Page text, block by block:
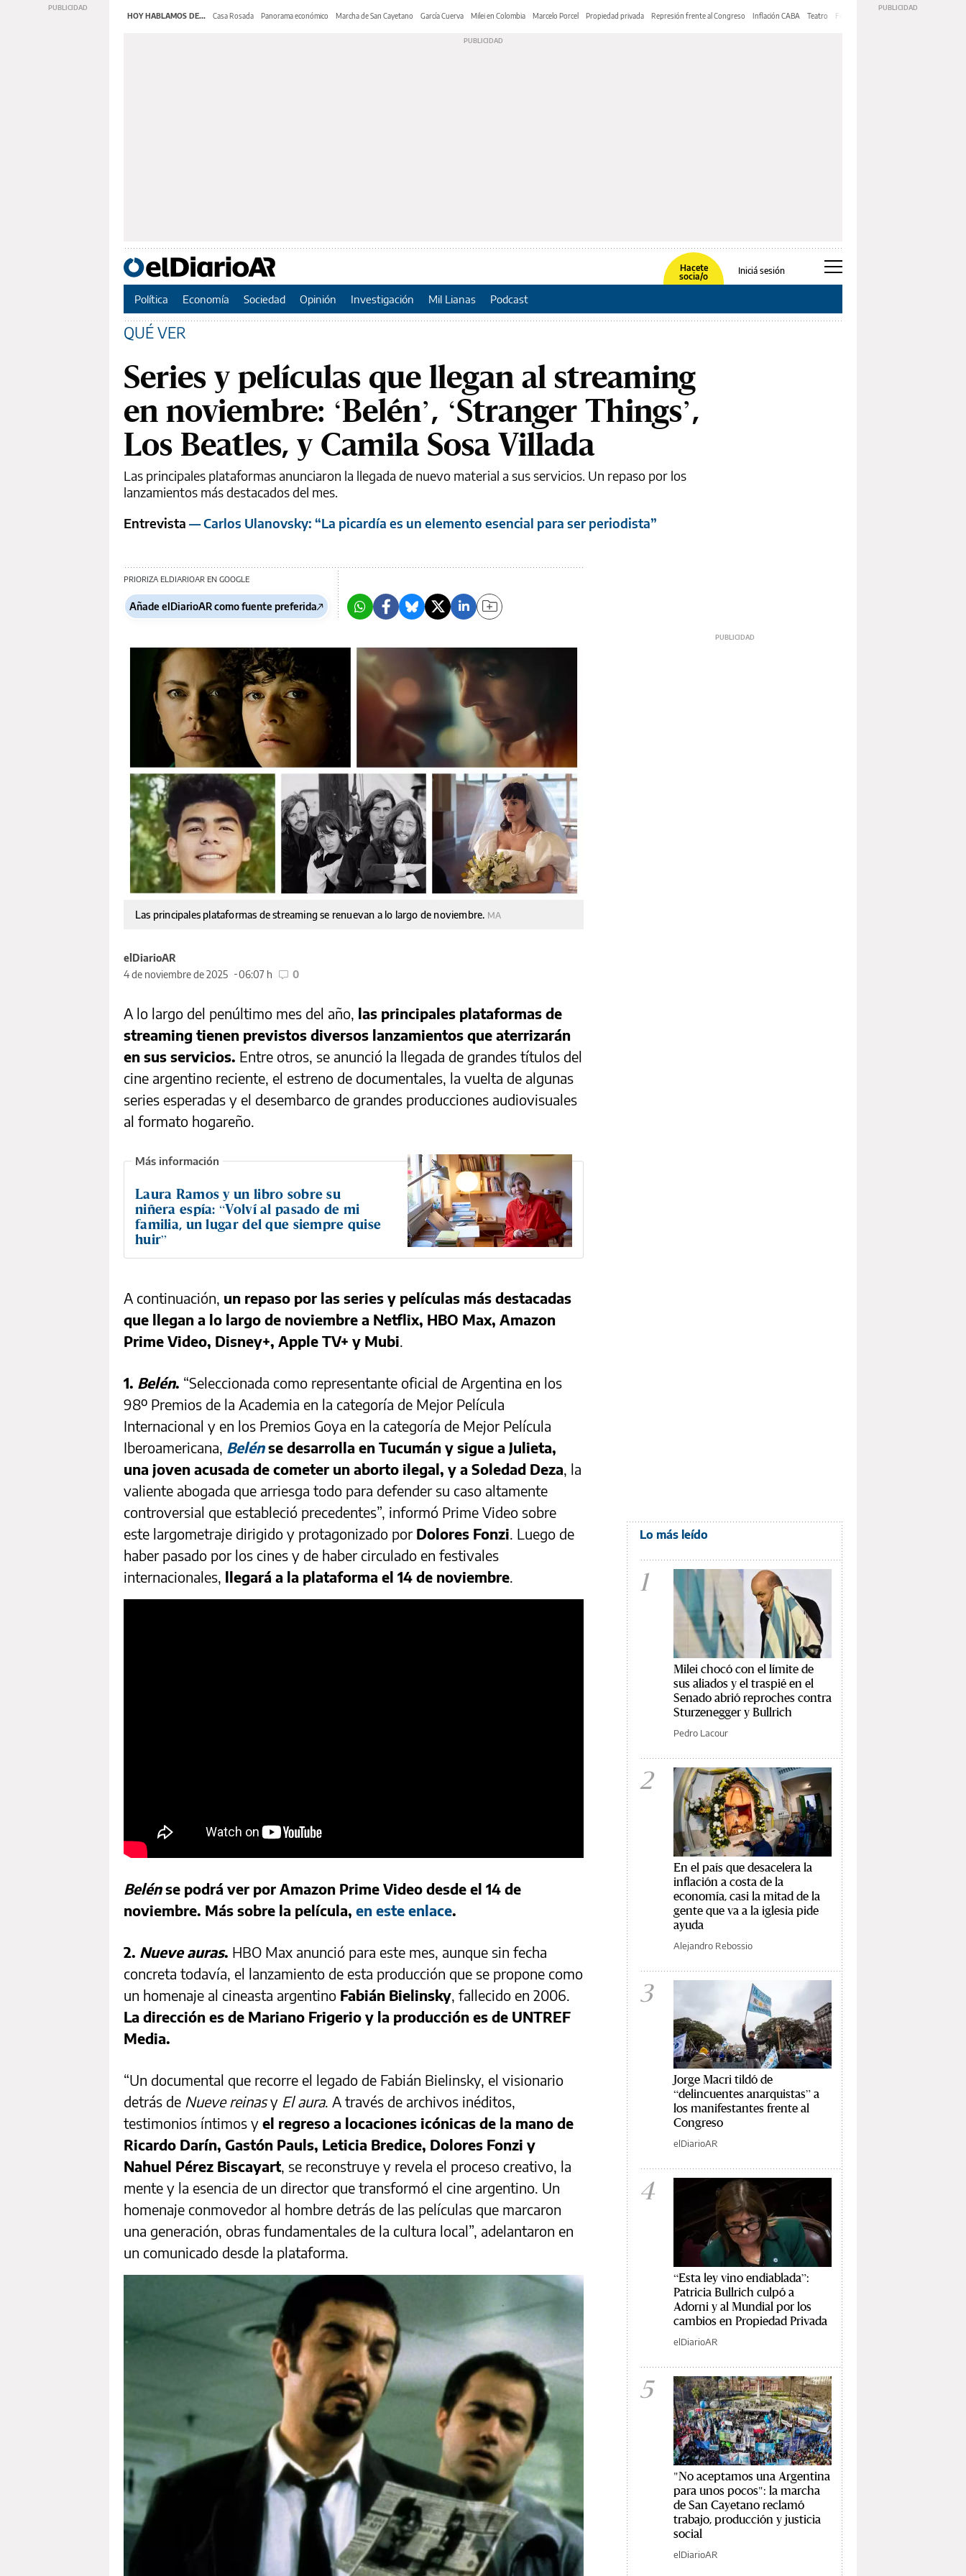
HOY HABLAMOS DE... Casa Rosada Panorama económico Marcha de San Cayetano García Cuerva Milei en Colombia Marcelo Porcel Propiedad privada Represión frente al Congreso Inflación CABA Teatro Feria de Editores
Hacete
socia/o
Iniciá sesión
Política Economía Sociedad Opinión Investigación Mil Lianas Podcast
QUÉ VER
Series y películas que llegan al streaming
en noviembre: ‘Belén’, ‘Stranger Things’,
Los Beatles, y Camila Sosa Villada
Las principales plataformas anunciaron la llegada de nuevo material a sus servicios. Un repaso por los
lanzamientos más destacados del mes.
Entrevista — Carlos Ulanovsky: “La picardía es un elemento esencial para ser periodista”
PRIORIZA ELDIARIOAR EN GOOGLE
Añade elDiarioAR como fuente preferida
Las principales plataformas de streaming se renuevan a lo largo de noviembre. MA
elDiarioAR
4 de noviembre de 2025
06:07 h 0
A lo largo del penúltimo mes del año, las principales plataformas de
streaming tienen previstos diversos lanzamientos que aterrizarán
en sus servicios. Entre otros, se anunció la llegada de grandes títulos del
cine argentino reciente, el estreno de documentales, la vuelta de algunas
series esperadas y el desembarco de grandes producciones audiovisuales
al formato hogareño.
Laura Ramos y un libro sobre su
niñera espía: “Volví al pasado de mi
familia, un lugar del que siempre quise
huir”
A continuación, un repaso por las series y películas más destacadas
que llegan a lo largo de noviembre a Netflix, HBO Max, Amazon
Prime Video, Disney+, Apple TV+ y Mubi.
1. Belén. “Seleccionada como representante oficial de Argentina en los
98º Premios de la Academia en la categoría de Mejor Película
Internacional y en los Premios Goya en la categoría de Mejor Película
Iberoamericana, Belénse desarrolla en Tucumán y sigue a Julieta,
una joven acusada de cometer un aborto ilegal, y a Soledad Deza, la
valiente abogada que arriesga todo para defender su caso altamente
controversial que estableció precedentes”, informó Prime Video sobre
este largometraje dirigido y protagonizado por Dolores Fonzi. Luego de
haber pasado por los cines y de haber circulado en festivales
internacionales, llegará a la plataforma el 14 de noviembre.
Belénse podrá ver por Amazon Prime Video desde el 14 de
noviembre. Más sobre la película, en este enlace.
2. Nueve auras. HBO Max anunció para este mes, aunque sin fecha
concreta todavía, el lanzamiento de esta producción que se propone como
un homenaje al cineasta argentino Fabián Bielinsky, fallecido en 2006.
La dirección es de Mariano Frigerio y la producción es de UNTREF
Media.
“Un documental que recorre el legado de Fabián Bielinsky, el visionario
detrás de Nueve reinasy El aura. A través de archivos inéditos,
testimonios íntimos y el regreso a locaciones icónicas de la mano de
Ricardo Darín, Gastón Pauls, Leticia Bredice, Dolores Fonzi y
Nahuel Pérez Biscayart, se reconstruye y revela el proceso creativo, la
mente y la esencia de un director que transformó el cine argentino. Un
homenaje conmovedor al hombre detrás de las películas que marcaron
una generación, obras fundamentales de la cultura local”, adelantaron en
un comunicado desde la plataforma.
Lo más leído
1
Milei chocó con el límite de
sus aliados y el traspié en el
Senado abrió reproches contra
Sturzenegger y Bullrich
Pedro Lacour
2
En el país que desacelera la
inflación a costa de la
economía, casi la mitad de la
gente que va a la iglesia pide
ayuda
Alejandro Rebossio
3
Jorge Macri tildó de
“delincuentes anarquistas” a
los manifestantes frente al
Congreso
elDiarioAR
4
“Esta ley vino endiablada”:
Patricia Bullrich culpó a
Adorni y al Mundial por los
cambios en Propiedad Privada
elDiarioAR
5
"No aceptamos una Argentina
para unos pocos": la marcha
de San Cayetano reclamó
trabajo, producción y justicia
social
elDiarioAR